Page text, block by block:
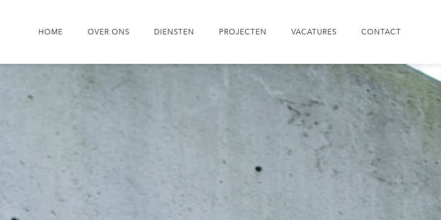
HOME OVER ONS DIENSTEN PROJECTEN VACATURES CONTACT